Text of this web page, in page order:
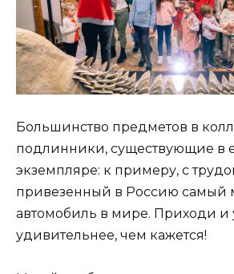
Большинство предметов в
подлинники, существующие в
экземпляре: к примеру, с
привезенный в Россию самый
автомобиль в мире. Приходи
удивительнее, чем кажется!